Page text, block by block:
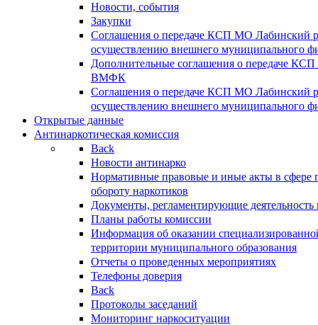
Новости, события
Закупки
Соглашения о передаче КСП МО Лабинский
осуществлению внешнего муниципального
Дополнительные соглашения о передаче
ВМФК
Соглашения о передаче КСП МО Лабинский
осуществлению внешнего муниципального
Открытые данные
Антинаркотическая комиссия
Back
Новости антинарко
Нормативные правовые и иные акты в сфере
обороту наркотиков
Документы, регламентирующие деятельность
Планы работы комиссии
Информация об оказании
территории муниципального образования
Отчеты о проведенных мероприятиях
Телефоны доверия
Back
Протоколы заседаний
Мониторинг наркоситуации